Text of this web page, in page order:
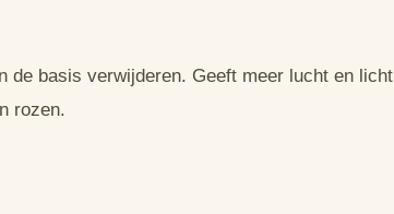
de basis verwijderen. Geeft meer lucht en licht
rozen.